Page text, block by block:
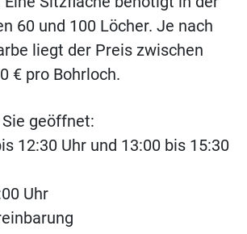
60 und 100 Löcher. Je nach
liegt der Preis zwischen
€ pro Bohrloch.
geöffnet:
12:30 Uhr und 13:00 bis 15:30
Uhr